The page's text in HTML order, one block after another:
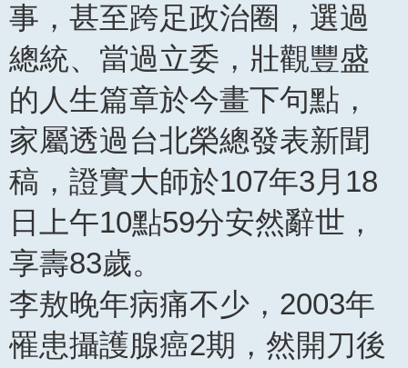
事，甚至跨足政治圈，選過
總統、當過立委，壯觀豐盛
的人生篇章於今畫下句點，
家屬透過台北榮總發表新聞
稿，證實大師於107年3月18
日上午10點59分安然辭世，
享壽83歲。
李敖晚年病痛不少，2003年
罹患攝護腺癌2期，然開刀後